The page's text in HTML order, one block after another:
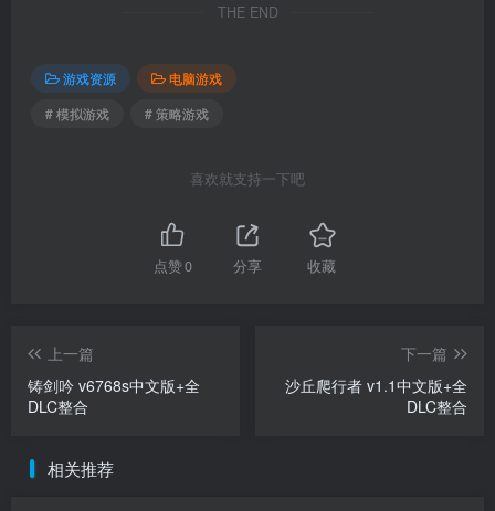
THE END
游戏资源
电脑游戏
# 模拟游戏
# 策略游戏
喜欢就支持一下吧
点赞0 分享 收藏
上一篇
铸剑吟 v6768s中文版+全
DLC整合
下一篇
沙丘爬行者 v1.1中文版+全
DLC整合
相关推荐